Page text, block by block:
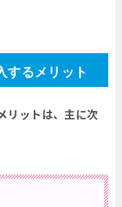
するメリット
リットは、主に次